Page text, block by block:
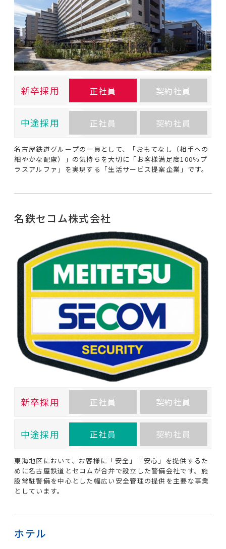
新卒採用 正社員 契約社員
中途採用 正社員 契約社員
名古屋鉄道グループの一員として、「おもてなし（相手への
細やかな配慮）」の気持ちを大切に「お客様満足度100％プ
ラスアルファ」を実現する「生活サービス提案企業」です。
名鉄セコム株式会社
新卒採用 正社員 契約社員
中途採用 正社員 契約社員
東海地区において、お客様に「安全」「安心」を提供するた
めに名古屋鉄道とセコムが合弁で設立した警備会社です。施
設常駐警備を中心とした幅広い安全管理の提供を主要な事業
としています。
ホテル